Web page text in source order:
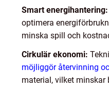
Smart energihantering:
optimera
minska spill och
Cirkulär ekonomi:
möjliggör återvinning
material, vilket minskar